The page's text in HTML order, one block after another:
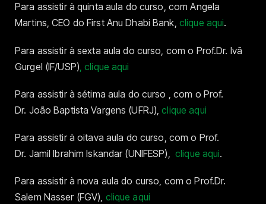
Para assistir à quinta aula do curso, com Angela
Martins, CEO do First Anu Dhabi Bank, clique aqui.
Para assistir à sexta aula do curso, com o Prof.Dr. Ivã
Gurgel (IF/USP) , clique aqui
Para assistir à sétima aula do curso , com o Prof.
Dr. João Baptista Vargens (UFRJ),clique aqui
Para assistir à oitava aula do curso, com o Prof.
Dr. Jamil Ibrahim Iskandar (UNIFESP),
clique aqui.
Para assistir à nova aula do curso, com o Prof.Dr.
Salem Nasser (FGV), clique aqui